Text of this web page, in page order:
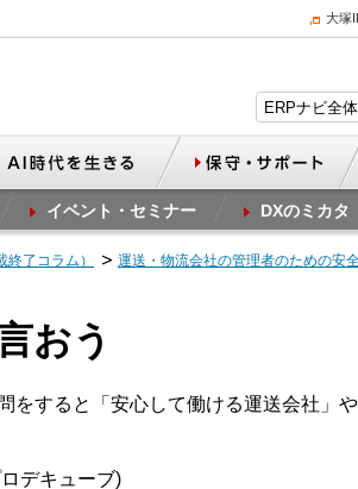
大塚
イベント・セミナー DXのミカタ
了コラム）
運送・物流会社の管理者のための安
おう
をすると「安心して働ける運送会社」
デキューブ)